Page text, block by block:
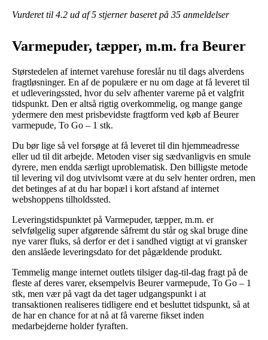
Vurderet til 4.2 ud af 5 stjerner baseret på 35 anmeldelser
Varmepuder, tæpper, m.m. fra Beurer
Størstedelen af internet varehuse foreslår nu til dags alverdens
fragtløsninger. En af de populære er nu om dage at få leveret til
et udleveringssted, hvor du selv afhenter varerne på et valgfrit
tidspunkt. Den er altså rigtig overkommelig, og mange gange
ydermere den mest prisbevidste fragtform ved køb af Beurer
varmepude, To Go – 1 stk.
Du bør lige så vel forsøge at få leveret til din hjemmeadresse
eller ud til dit arbejde. Metoden viser sig sædvanligvis en smule
dyrere, men endda særligt uproblematisk. Den billigste metode
til levering vil dog utvivlsomt være at du selv henter ordren, men
det betinges af at du har bopæl i kort afstand af internet
webshoppens tilholdssted.
Leveringstidspunktet på Varmepuder, tæpper, m.m. er
selvfølgelig super afgørende såfremt du står og skal bruge dine
nye varer fluks, så derfor er det i sandhed vigtigt at vi gransker
den anslåede leveringsdato for det pågældende produkt.
Temmelig mange internet outlets tilsiger dag-til-dag fragt på de
fleste af deres varer, eksempelvis Beurer varmepude, To Go – 1
stk, men vær på vagt da det tager udgangspunkt i at
transaktionen realiseres tidligere end et besluttet tidspunkt, så at
de har en chance for at nå at få varerne fikset inden
medarbejderne holder fyraften.